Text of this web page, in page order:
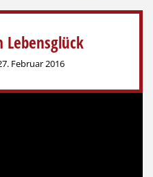
Februar 2016